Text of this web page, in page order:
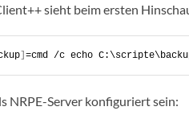
sieht beim ersten
=cmd /c echo
NRPE-Server konfiguriert sein: